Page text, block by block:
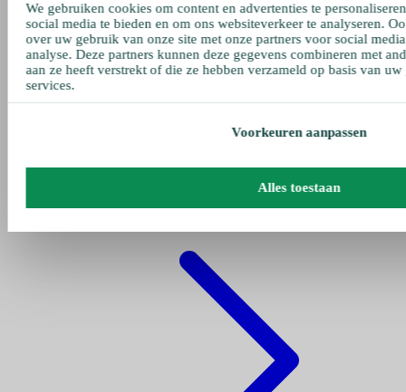
We gebruiken cookies om content en advertenties te
social media te bieden en om ons websiteverkeer te analyseren.
over uw gebruik van onze site met onze partners voor social
analyse. Deze partners kunnen deze gegevens combineren met
aan ze heeft verstrekt of die ze hebben verzameld op basis van
services.
Voorkeuren aanpassen
Alles toestaan